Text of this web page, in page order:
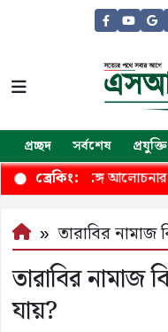
প্রচ্ছদ সর্বশেষ প্রযুক্তি
ব্রেকিং:সঙ্গে আলোচনার
তারাবির
তারাবির নামাজ
যায়?